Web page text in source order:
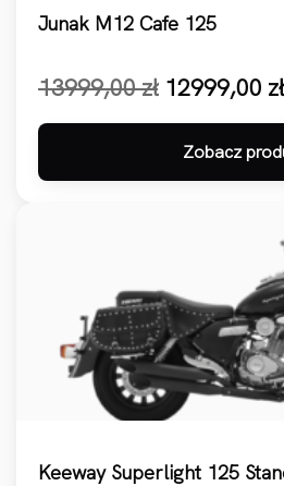
Junak M12 Cafe 125
13999,00zł
Pierwotna cena12999,00 zł
Aktualna cena wynosi:
Zobacz
Keeway Superlight 125